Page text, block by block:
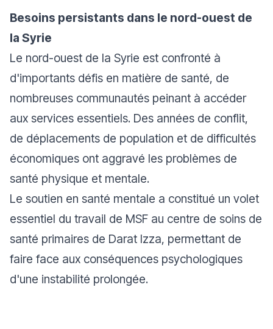
Besoins persistants dans le nord-ouest de
la Syrie
Le nord-ouest de la Syrie est confronté à
d'importants défis en matière de santé, de
nombreuses communautés peinant à accéder
aux services essentiels. Des années de conflit,
de déplacements de population et de difficultés
économiques ont aggravé les problèmes de
santé physique et mentale.
Le soutien en santé mentale a constitué un volet
essentiel du travail de MSF au centre de soins de
santé primaires de Darat Izza, permettant de
faire face aux conséquences psychologiques
d'une instabilité prolongée.